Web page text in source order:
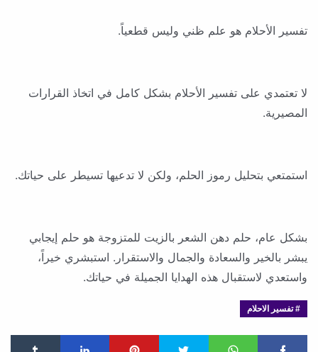
تفسير الأحلام هو علم ظني وليس قطعياً.
لا تعتمدي على تفسير الأحلام بشكل كامل في اتخاذ القرارات
المصيرية.
استمتعي بتحليل رموز الحلم، ولكن لا تدعيها تسيطر على حياتك.
بشكل عام، حلم دهن الشعر بالزيت للمتزوجة هو حلم إيجابي
يبشر بالخير والسعادة والجمال والاستقرار. استبشري خيراً،
واستعدي لاستقبال هذه الهدايا الجميلة في حياتك.
تفسير الاحلام